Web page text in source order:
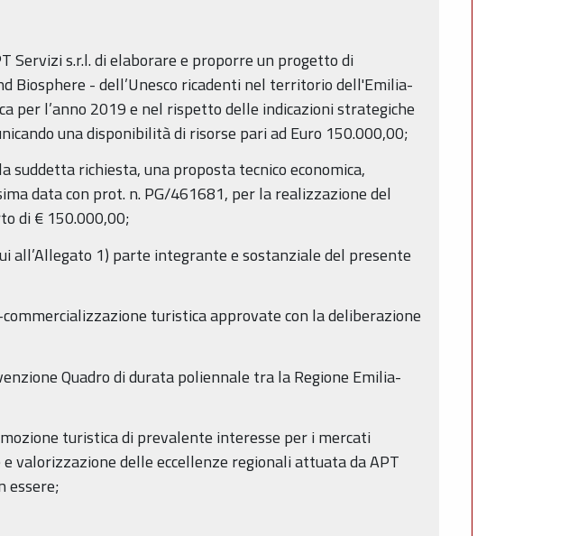
s.r.l. di elaborare e proporre un progetto di
Biosphere - dell’Unesco ricadenti nel territorio dell'Emilia-
per l’anno 2019 e nel rispetto delle indicazioni strategiche
una disponibilità di risorse pari ad Euro 150.000,00;
richiesta, una proposta tecnico economica,
data con prot. n. PG/461681, per la realizzazione del
di € 150.000,00;
all’Allegato 1) parte integrante e sostanziale del presente
turistica approvate con la deliberazione
Quadro di durata poliennale tra la Regione Emilia-
turistica di prevalente interesse per i mercati
valorizzazione delle eccellenze regionali attuata da APT
essere;